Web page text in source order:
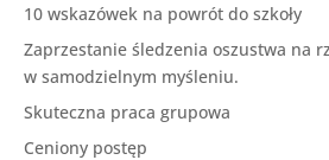
10 wskazówek na powrót do szkoły
Zaprzestanie śledzenia oszustwa na
w samodzielnym myśleniu.
Skuteczna praca grupowa
Ceniony postęp